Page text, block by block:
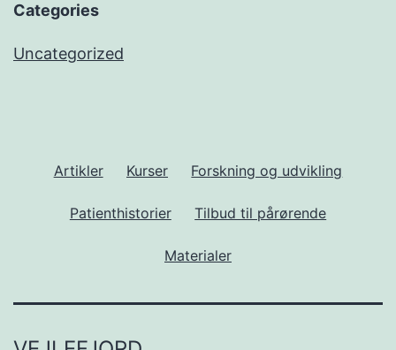
Categories
Uncategorized
Artikler Kurser Forskning og udvikling
Patienthistorier Tilbud til pårørende
Materialer